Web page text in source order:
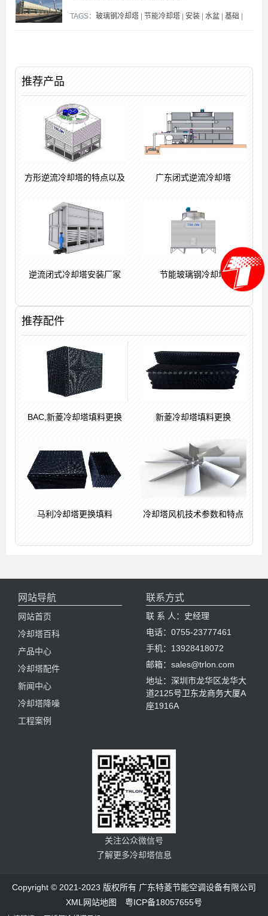
TAGS： 玻璃钢冷却塔 | 节能冷却塔 | 安装 | 水盆 | 基础 |
推荐产品
方形逆流冷却塔的特点以及 广东闭式逆流冷却塔
逆流闭式冷却塔安装厂家 节能玻璃钢冷却塔
推荐配件
BAC,新菱冷却塔填料更换 新菱冷却塔填料更换
马利冷却塔更换填料 冷却塔风机技术参数和特点
网站导航
网站首页
冷却塔百科
产品中心
冷却塔配件
新闻中心
冷却塔降噪
工程案例
联系方式
联 系 人：史经理
电话：0755-23777461
手机：13928418072
邮箱：sales@trlon.com
地址：深圳市龙华区龙华大
道2125号卫东龙商务大厦A
座1916A
关注公众微信号
了解更多冷却塔信息
Copyright © 2021-2023 版权所有 广东特菱节能空调设备有限公司
XML网站地图
粤ICP备18057655号